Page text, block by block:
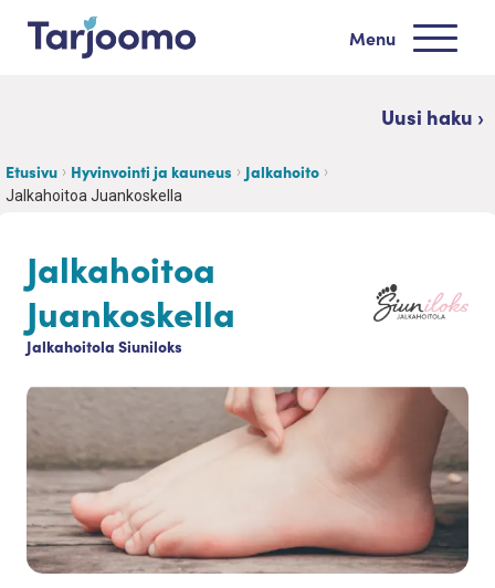
Siirry sisältöön
Menu
Uusi haku ›
Etusivu Hyvinvointi ja kauneus Jalkahoito
Jalkahoitoa Juankoskella
Jalkahoitoa
Juankoskella
Jalkahoitola Siuniloks